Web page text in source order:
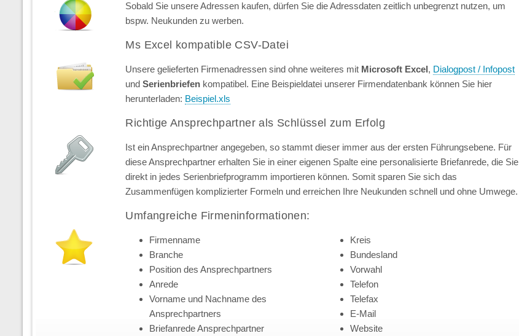
Sobald Sie unsere Adressen kaufen, dürfen Sie die Adressdaten zeitlich unbegrenzt nutzen, um
bspw. Neukunden zu werben.
Ms Excel kompatible CSV-Datei
Unsere gelieferten Firmenadressen sind ohne weiteres mit Microsoft Excel, Dialogpost / Infopost
undSerienbriefen kompatibel. Eine Beispieldatei unserer Firmendatenbank können Sie hier
herunterladen: Beispiel.xls
Richtige Ansprechpartner als Schlüssel zum Erfolg
Ist ein Ansprechpartner angegeben, so stammt dieser immer aus der ersten Führungsebene. Für
diese Ansprechpartner erhalten Sie in einer eigenen Spalte eine personalisierte Briefanrede, die Sie
direkt in jedes Serienbriefprogramm importieren können. Somit sparen Sie sich das
Zusammenfügen komplizierter Formeln und erreichen Ihre Neukunden schnell und ohne Umwege.
Umfangreiche Firmeninformationen:
Firmenname
Branche
Position des Ansprechpartners
Anrede
Vorname und Nachname des
Ansprechpartners
Briefanrede Ansprechpartner
Kreis
Bundesland
Vorwahl
Telefon
Telefax
E-Mail
Website